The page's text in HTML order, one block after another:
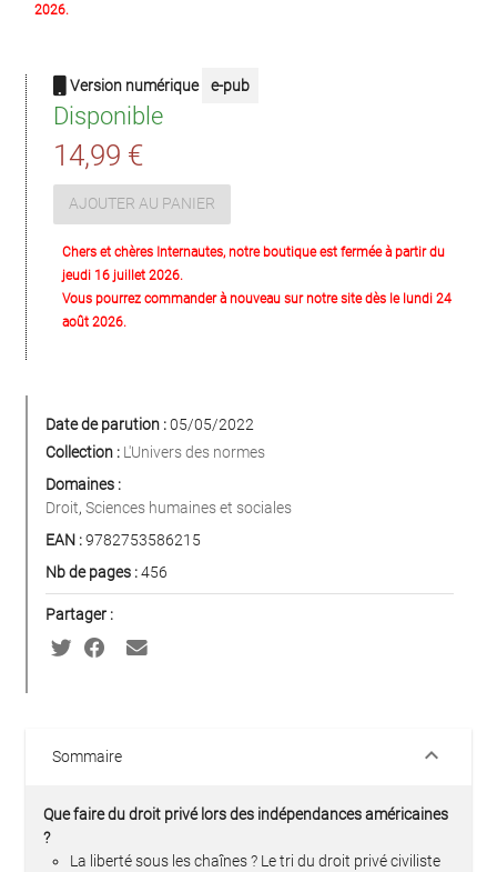
2026.
Version numérique e-pub
Disponible
14,99 €
AJOUTER AU PANIER
Chers et chères Internautes, notre boutique est fermée à partir du
jeudi 16 juillet 2026.
Vous pourrez commander à nouveau sur notre site dès le lundi 24
août 2026.
Date de parution :05/05/2022
Collection : L'Univers des normes
Domaines :
Droit, Sciences humaines et sociales
EAN :9782753586215
Nb de pages :456
Partager :
Sommaire keyboard_arrow_down
Que faire du droit privé lors des indépendances américaines
?
La liberté sous les chaînes ? Le tri du droit privé civiliste